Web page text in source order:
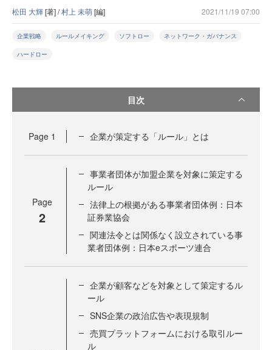
松田 大輝[著] /村上 未萌[編] 2021/11/19 07:00
企業戦略 ルールメイキング ソフトロー ネットワーク・ガバナンス
ハードロー
目次
Page 1 企業が策定する「ルール」とは
Page
2
事業者団体が加盟企業を対象に策定する
ルール
法律上の根拠がある事業者団体例：日本
証券業協会
関連法令とは関係なく設立されている事
業者団体例：日本eスポーツ連合
企業が顧客などを対象として策定するル
ール
SNS企業の政治広告や表現規制
売買プラットフォームにおける取引ルー
ル